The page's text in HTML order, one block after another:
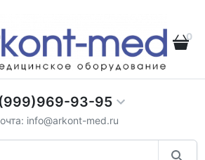
0
93-95
info@arkont-med.ru